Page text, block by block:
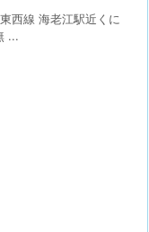
西線 海老江駅近くに
...